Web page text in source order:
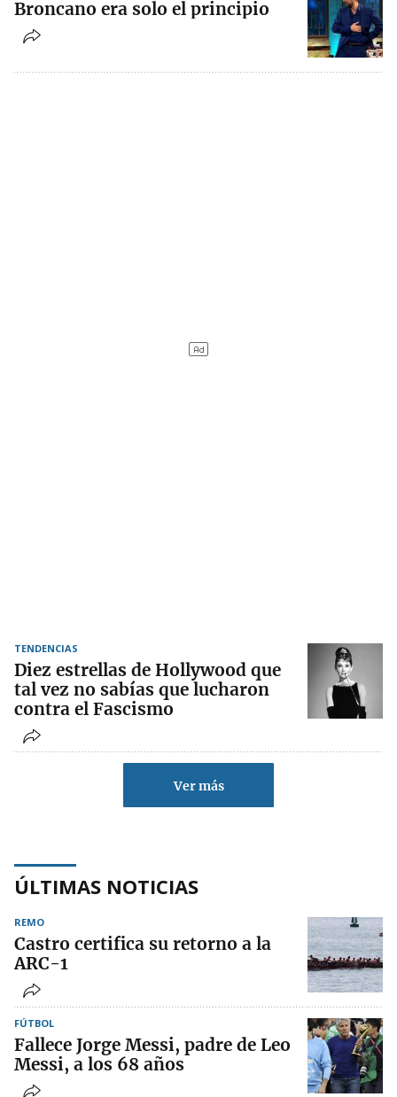
Broncano era solo el principio
TENDENCIAS
Diez estrellas de Hollywood que
tal vez no sabías que lucharon
contra el Fascismo
Ver más
ÚLTIMAS NOTICIAS
REMO
Castro certifica su retorno a la
ARC-1
FÚTBOL
Fallece Jorge Messi, padre de Leo
Messi, a los 68 años